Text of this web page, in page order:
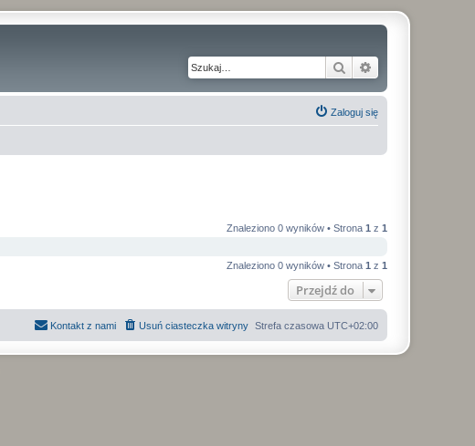
Szukaj
Zaloguj się
Znaleziono 0 wyników • Strona 1 z 1
Znaleziono 0 wyników • Strona 1 z 1
Przejdź do
Strefa czasowa UTC+02:00
Usuń ciasteczka witryny
Kontakt z nami